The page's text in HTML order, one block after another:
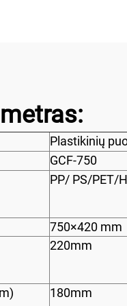
Plastikinių
GCF-750
PP/ PS/PET/
750×420 mm
220mm
180mm